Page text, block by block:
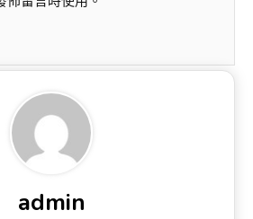
admin